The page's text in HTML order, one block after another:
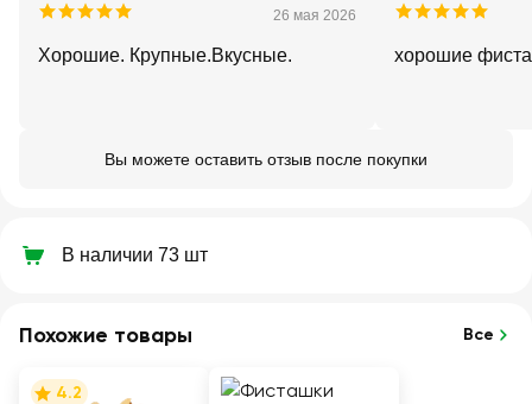
26 мая 2026
Хорошие. Крупные.Вкусные. хорошие
Вы можете оставить отзыв после покупки
В наличии 73 шт
Похожие товары Все
4.2